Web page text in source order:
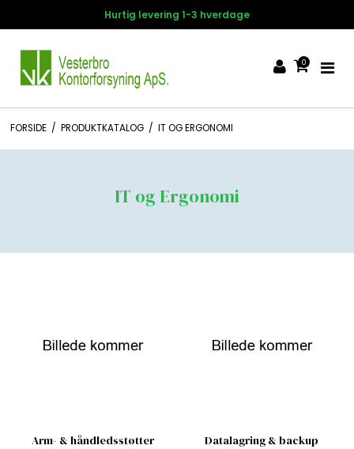
Hurtig levering 1-3 hverdage
0
FORSIDE / PRODUKTKATALOG / IT OG ERGONOMI
IT og Ergonomi
Arm- & håndledsstøtter Datalagring & backup